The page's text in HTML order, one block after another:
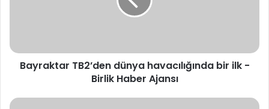
Haber
Ajansı
Bayraktar TB2’den dünya havacılığında bir ilk -
Birlik Haber Ajansı
Kaymakamlar